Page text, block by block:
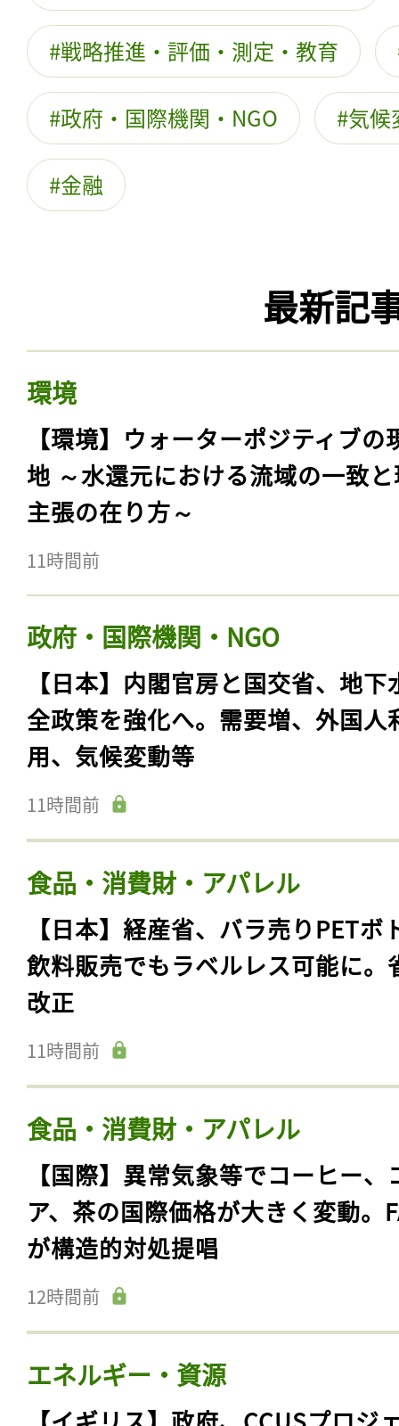
戦略推進・評価・測定・教育
政府・国際機関・NGO 気候
金融
最新記
環境
【環境】ウォーターポジティブの
地 ～水還元における流域の一致
主張の在り方～
11時間前
政府・国際機関・NGO
【日本】内閣官房と国交省、地下
全政策を強化へ。需要増、外国人
用、気候変動等
11時間前
食品・消費財・アパレル
【日本】経産省、バラ売りPETボ
飲料販売でもラベルレス可能に。
改正
11時間前
食品・消費財・アパレル
【国際】異常気象等でコーヒー、
ア、茶の国際価格が大きく変動。
が構造的対処提唱
12時間前
エネルギー・資源